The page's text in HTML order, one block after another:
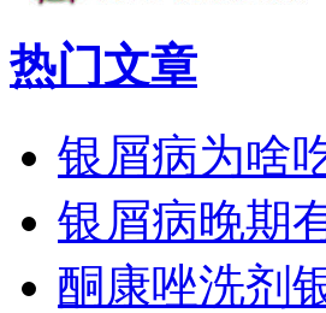
热门文章
银屑病为啥
银屑病晚期
酮康唑洗剂